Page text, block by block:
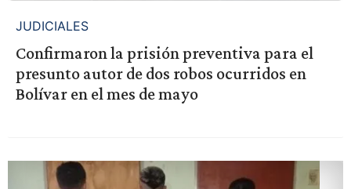
JUDICIALES
Confirmaron la prisión preventiva para el
presunto autor de dos robos ocurridos en
Bolívar en el mes de mayo